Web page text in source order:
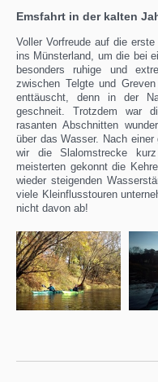
Emsfahrt in der kalten
Voller Vorfreude auf die
ins Münsterland, um die bei
besonders ruhige und
zwischen Telgte und
enttäuscht, denn in der
geschneit. Trotzdem war
rasanten Abschnitten
über das Wasser. Nach
wir die Slalomstrecke
meisterten gekonnt die
wieder steigenden
viele Kleinflusstouren
nicht davon ab!